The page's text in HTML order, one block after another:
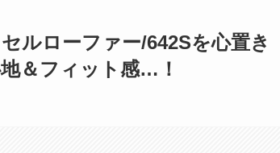
ルローファー/642Sを心置き
＆フィット感…！